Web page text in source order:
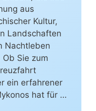
aus
Kultur,
Landschaften
Nachtleben
Sie zum
ein erfahrener
hat für …